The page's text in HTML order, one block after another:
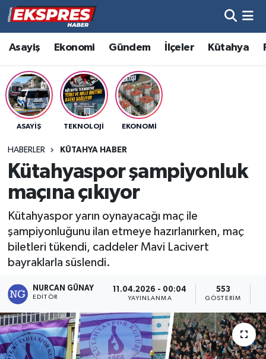
Asayiş Ekonomi Gündem İlçeler Kütahya
ASAYIŞ TEKNOLOJI EKONOMI
HABERLER KÜTAHYA HABER
Kütahyaspor şampiyonluk
maçına çıkıyor
Kütahyaspor yarın oynayacağı maç ile
şampiyonluğunu ilan etmeye hazırlanırken, maç
biletleri tükendi, caddeler Mavi Lacivert
bayraklarla süslendi.
NURCAN GÜNAY
EDITÖR
11.04.2026 - 00:04
YAYINLANMA
553
GÖSTERIM
Altıntaş
Asayiş
Aslanapa
Bölge
Çavdarhisar
Domaniç
Dumlupınar
Dünya
Eğitim
Ekonomi
Hava Durumu
Trafik Durumu
Süper Lig Puan Durumu ve Fikstür
Son Dakika Haberleri
Haber Arşivi